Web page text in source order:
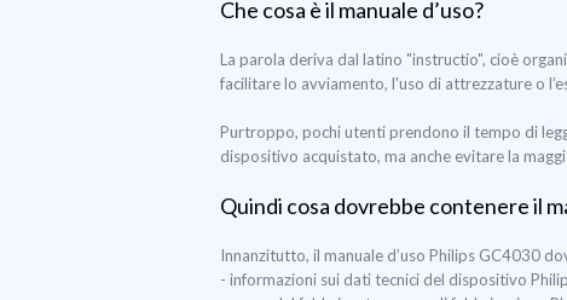
Che cosa è il manuale d’uso?
La parola deriva dal latino "instructio", cioè
facilitare lo avviamento, l'uso di attrezzature o
Purtroppo, pochi utenti prendono il tempo di
dispositivo acquistato, ma anche evitare la
Quindi cosa dovrebbe contenere il
Innanzitutto, il manuale d’uso Philips GC4030
- informazioni sui dati tecnici del dispositivo